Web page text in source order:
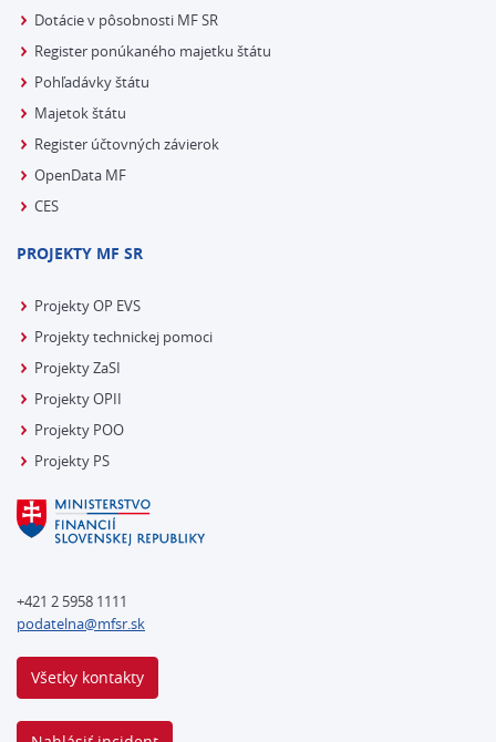
Dotácie v pôsobnosti MF SR
Register ponúkaného majetku štátu
Pohľadávky štátu
Majetok štátu
Register účtovných závierok
OpenData MF
CES
PROJEKTY MF SR
Projekty OP EVS
Projekty technickej pomoci
Projekty ZaSI
Projekty OPII
Projekty POO
Projekty PS
+421 2 5958 1111
podatelna@mfsr.sk
Všetky kontakty